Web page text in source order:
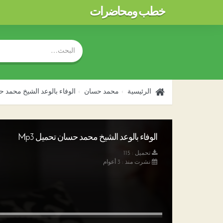
خطب ومحاضرات
الرئيسية محمد حسان الوفاء بالوعد الشيخ
الوفاء بالوعد الشيخ محمد حسان تحميل Mp3
تحميل : 115
نشرت منذ : 3 أعوام